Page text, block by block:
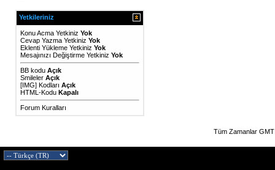
Yetkileriniz
Konu Acma Yetkiniz Yok
Cevap Yazma Yetkiniz Yok
Eklenti Yükleme Yetkiniz Yok
Mesajınızı Değiştirme Yetkiniz Yok
BB kodu Açık
Smileler Açık
[IMG] Kodları Açık
HTML-Kodu Kapalı
Forum Kuralları
Tüm Zamanlar